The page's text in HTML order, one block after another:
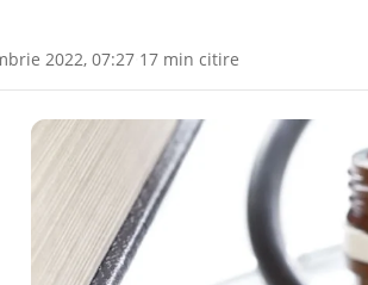
2022, 07:27 17 min citire